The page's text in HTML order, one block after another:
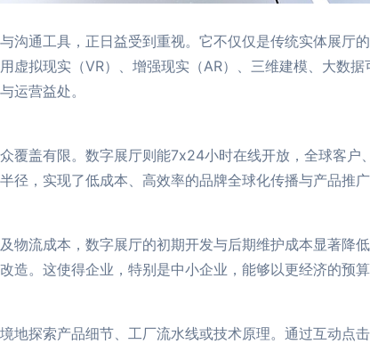
沟通工具，正日益受到重视。它不仅仅是传统实体展厅
虚拟现实（VR）、增强现实（AR）、三维建模、大数
运营益处。
覆盖有限。数字展厅则能7x24小时在线开放，全球客户
，实现了低成本、高效率的品牌全球化传播与产品推广
物流成本，数字展厅的初期开发与后期维护成本显著降
。这使得企业，特别是中小企业，能够以更经济的预算
地探索产品细节、工厂流水线或技术原理。通过互动点